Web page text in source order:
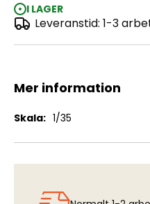
I LAGER
Leveranstid: 1-3
Mer information
Mer
1/35